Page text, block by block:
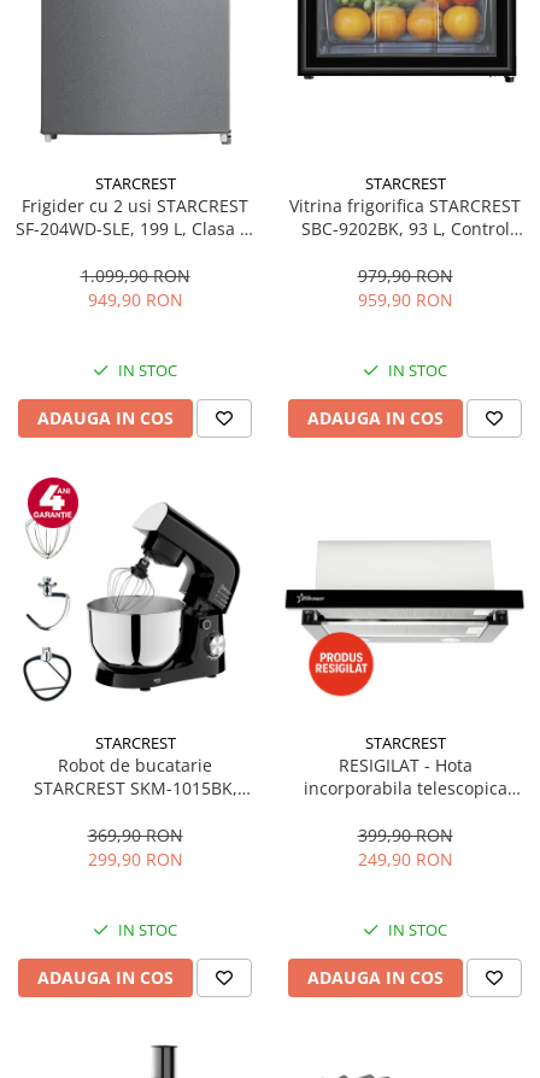
STARCREST
Frigider cu 2 usi STARCREST
SF-204WD-SLE, 199 L, Clasa E,
Termostat Ajustabil, Usi
reversibile, H 143 cm, Argintiu
1.099,90 RON
949,90 RON
IN STOC
ADAUGA IN COS
STARCREST
Vitrina frigorifica STARCREST
SBC-9202BK, 93 L, Control
83.2 cm, Negru
979,90 RON
959,90 RON
IN STOC
ADAUGA IN COS
STARCREST
Robot de bucatarie
STARCREST SKM-1015BK,
Accesorii, 10 Viteze + Pulse,
Negru
369,90 RON
299,90 RON
IN STOC
ADAUGA IN COS
STARCREST
RESIGILAT - Hota
incorporabila telescopica
Putere de absorbtie 550 m3/h,
1 Motor, 2 Trepte putere, 60
399,90 RON
249,90 RON
IN STOC
ADAUGA IN COS